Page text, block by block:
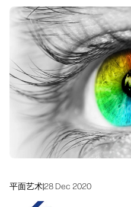
客户评价
工作流程解决方案
可持续发展
平面艺术|28 Dec 2020